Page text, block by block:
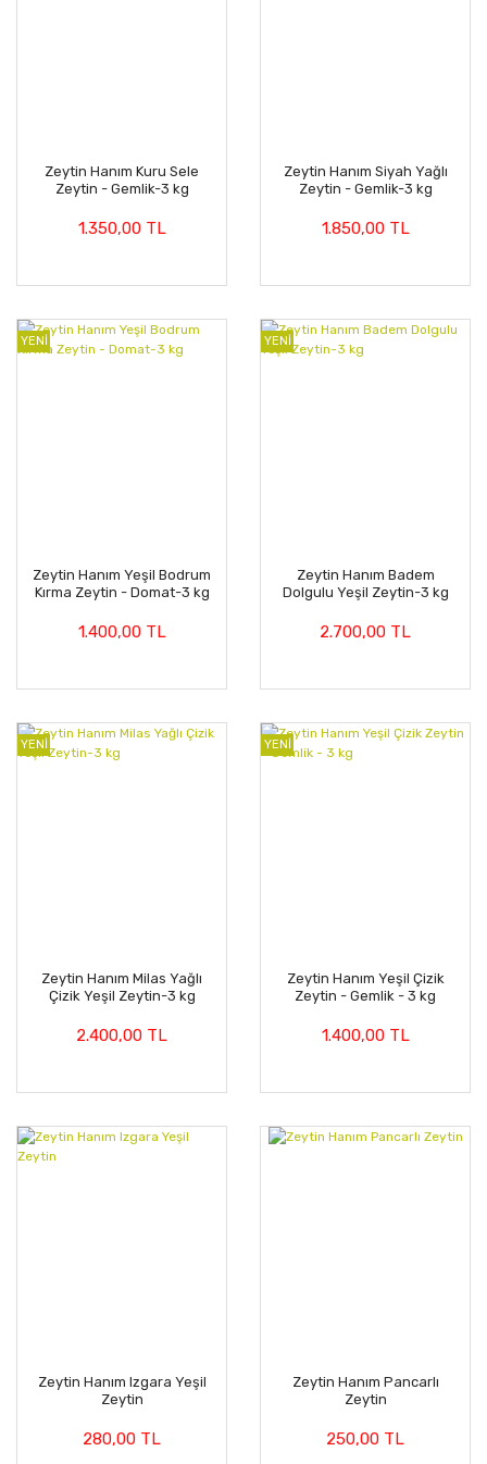
Zeytin Hanım Kuru Sele
Zeytin - Gemlik-3 kg
1.350,00 TL
Zeytin Hanım Siyah Yağlı
Zeytin - Gemlik-3 kg
1.850,00 TL
YENİ
Zeytin Hanım Yeşil Bodrum
Kırma Zeytin - Domat-3 kg
1.400,00 TL
YENİ
Zeytin Hanım Badem
Dolgulu Yeşil Zeytin-3 kg
2.700,00 TL
YENİ
Zeytin Hanım Milas Yağlı
Çizik Yeşil Zeytin-3 kg
2.400,00 TL
YENİ
Zeytin Hanım Yeşil Çizik
Zeytin - Gemlik - 3 kg
1.400,00 TL
Zeytin Hanım Izgara Yeşil
Zeytin
280,00 TL
Zeytin Hanım Pancarlı
Zeytin
250,00 TL